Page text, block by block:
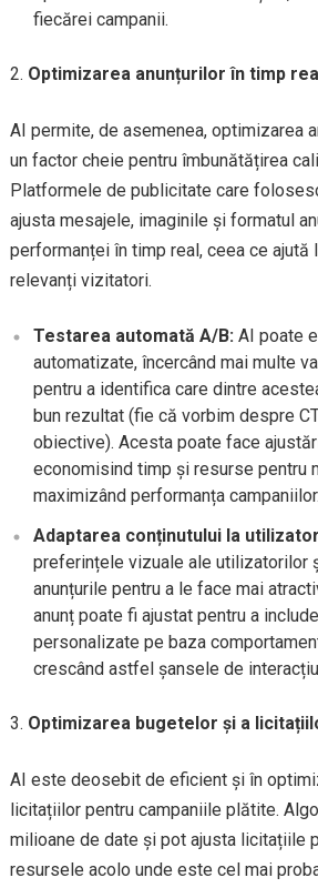
fiecărei campanii.
Optimizarea anunțurilor în timp
AI permite, de asemenea, optimizarea
un factor cheie pentru îmbunătățirea
Platformele de publicitate care
ajusta mesajele, imaginile și formatul
performanței în timp real, ceea ce ajută
relevanți vizitatori.
Testarea automată A/B: AI poate
automatizate, încercând mai multe
pentru a identifica care dintre
bun rezultat (fie că vorbim despre
obiective). Acesta poate face
economisind timp și resurse pentru
maximizând performanța campaniilor.
Adaptarea conținutului la
preferințele vizuale ale utilizatorilor
anunțurile pentru a le face mai
anunț poate fi ajustat pentru a
personalizate pe baza
crescând astfel șansele de
Optimizarea bugetelor și a
AI este deosebit de eficient și în
licitațiilor pentru campaniile plătite.
milioane de date și pot ajusta licitațiile
resursele acolo unde este cel mai